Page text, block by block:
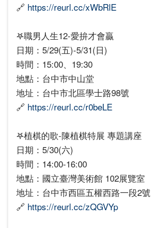
🔗 https://reurl.cc/xWbRlE
𖤐職男人生12-愛拚才會贏
日期：5/29(五)-5/31(日)
時間：15:00、19:30
地點：台中市中山堂
地址：台中市北區學士路98號
🔗 https://reurl.cc/r0beLE
𖤐植棋的歌-陳植棋特展 專題講座
日期：5/30(六)
時間：14:00-16:00
地點：國立臺灣美術館 102展覽室
地址：台中市西區五權西路一段2號
🔗 https://reurl.cc/zQGVYp